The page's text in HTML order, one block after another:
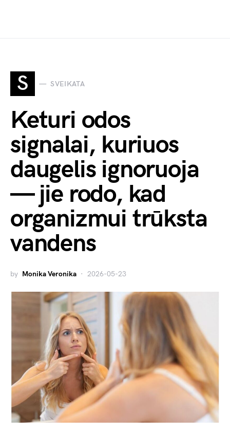
S SVEIKATA
Keturi odos
signalai, kuriuos
daugelis ignoruoja
— jie rodo, kad
organizmui trūksta
vandens
by Monika Veronika 2026-05-23